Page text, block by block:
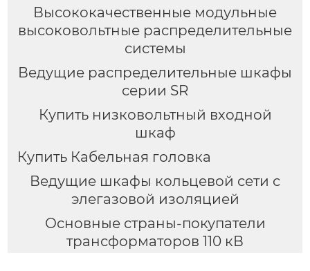
Высококачественные модульные
высоковольтные распределительные
системы
Ведущие распределительные шкафы
серии SR
Купить низковольтный входной
шкаф
Купить Кабельная головка
Ведущие шкафы кольцевой сети с
элегазовой изоляцией
Основные страны-покупатели
трансформаторов 110 кВ